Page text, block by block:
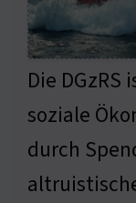
Die
soziale
durch